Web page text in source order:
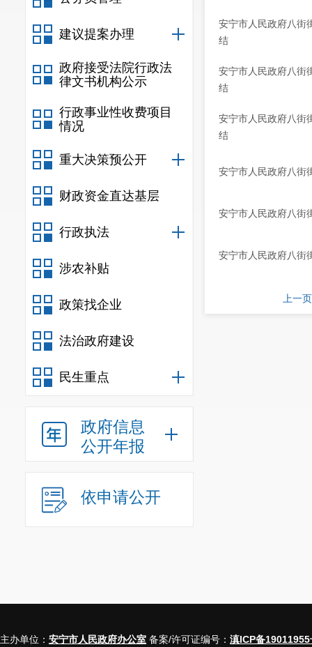
建议提案办理
政府接受法院行政法
律文书机构公示
行政事业性收费项目
情况
重大决策预公开
财政资金直达基层
行政执法
涉农补贴
政策找企业
法治政府建设
民生重点
政府信息
公开年报
依申请公开
安宁市人民政府八街
结
安宁市人民政府八街
结
安宁市人民政府八街
结
安宁市人民政府八街
安宁市人民政府八街
安宁市人民政府八街
上一页
主办单位： 安宁市人民政府办公室 备案/许可证编号： 滇ICP备